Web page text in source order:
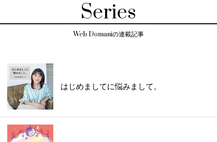
Series
Web Domaniの連載記事
はじめましてに悩みまして。